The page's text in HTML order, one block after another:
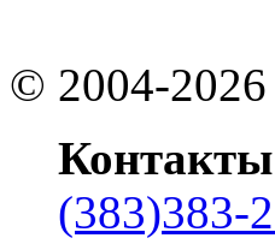
© 2004-2026
Контакты
(383)383-